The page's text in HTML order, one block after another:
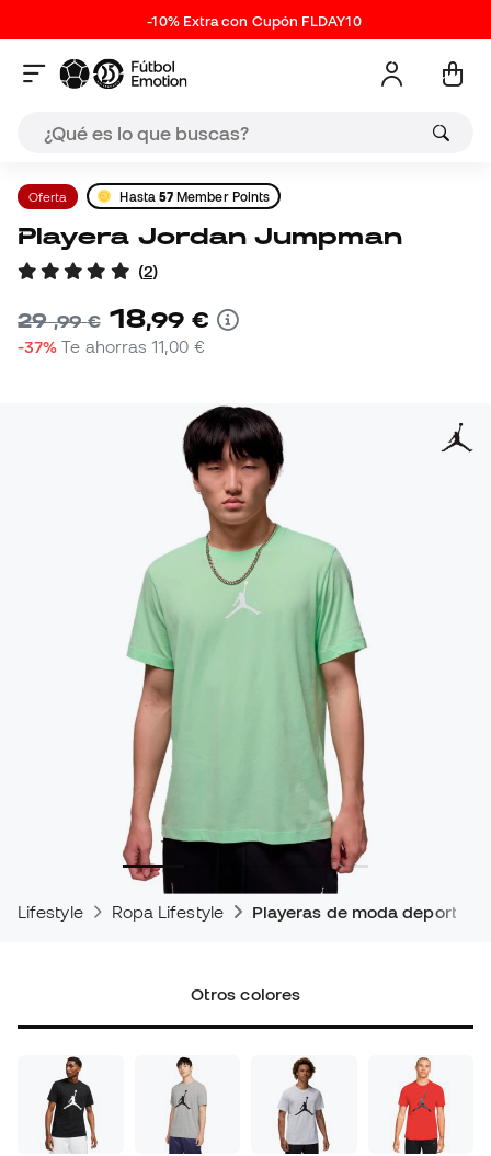
-10% Extra con Cupón FLDAY10
Oferta Hasta 57 Member Points
Playera Jordan Jumpman
(2)
29,99 € 18,99 €
-37% Te ahorras11,00 €
Lifestyle Ropa Lifestyle Playeras de moda deportiva
Otros colores